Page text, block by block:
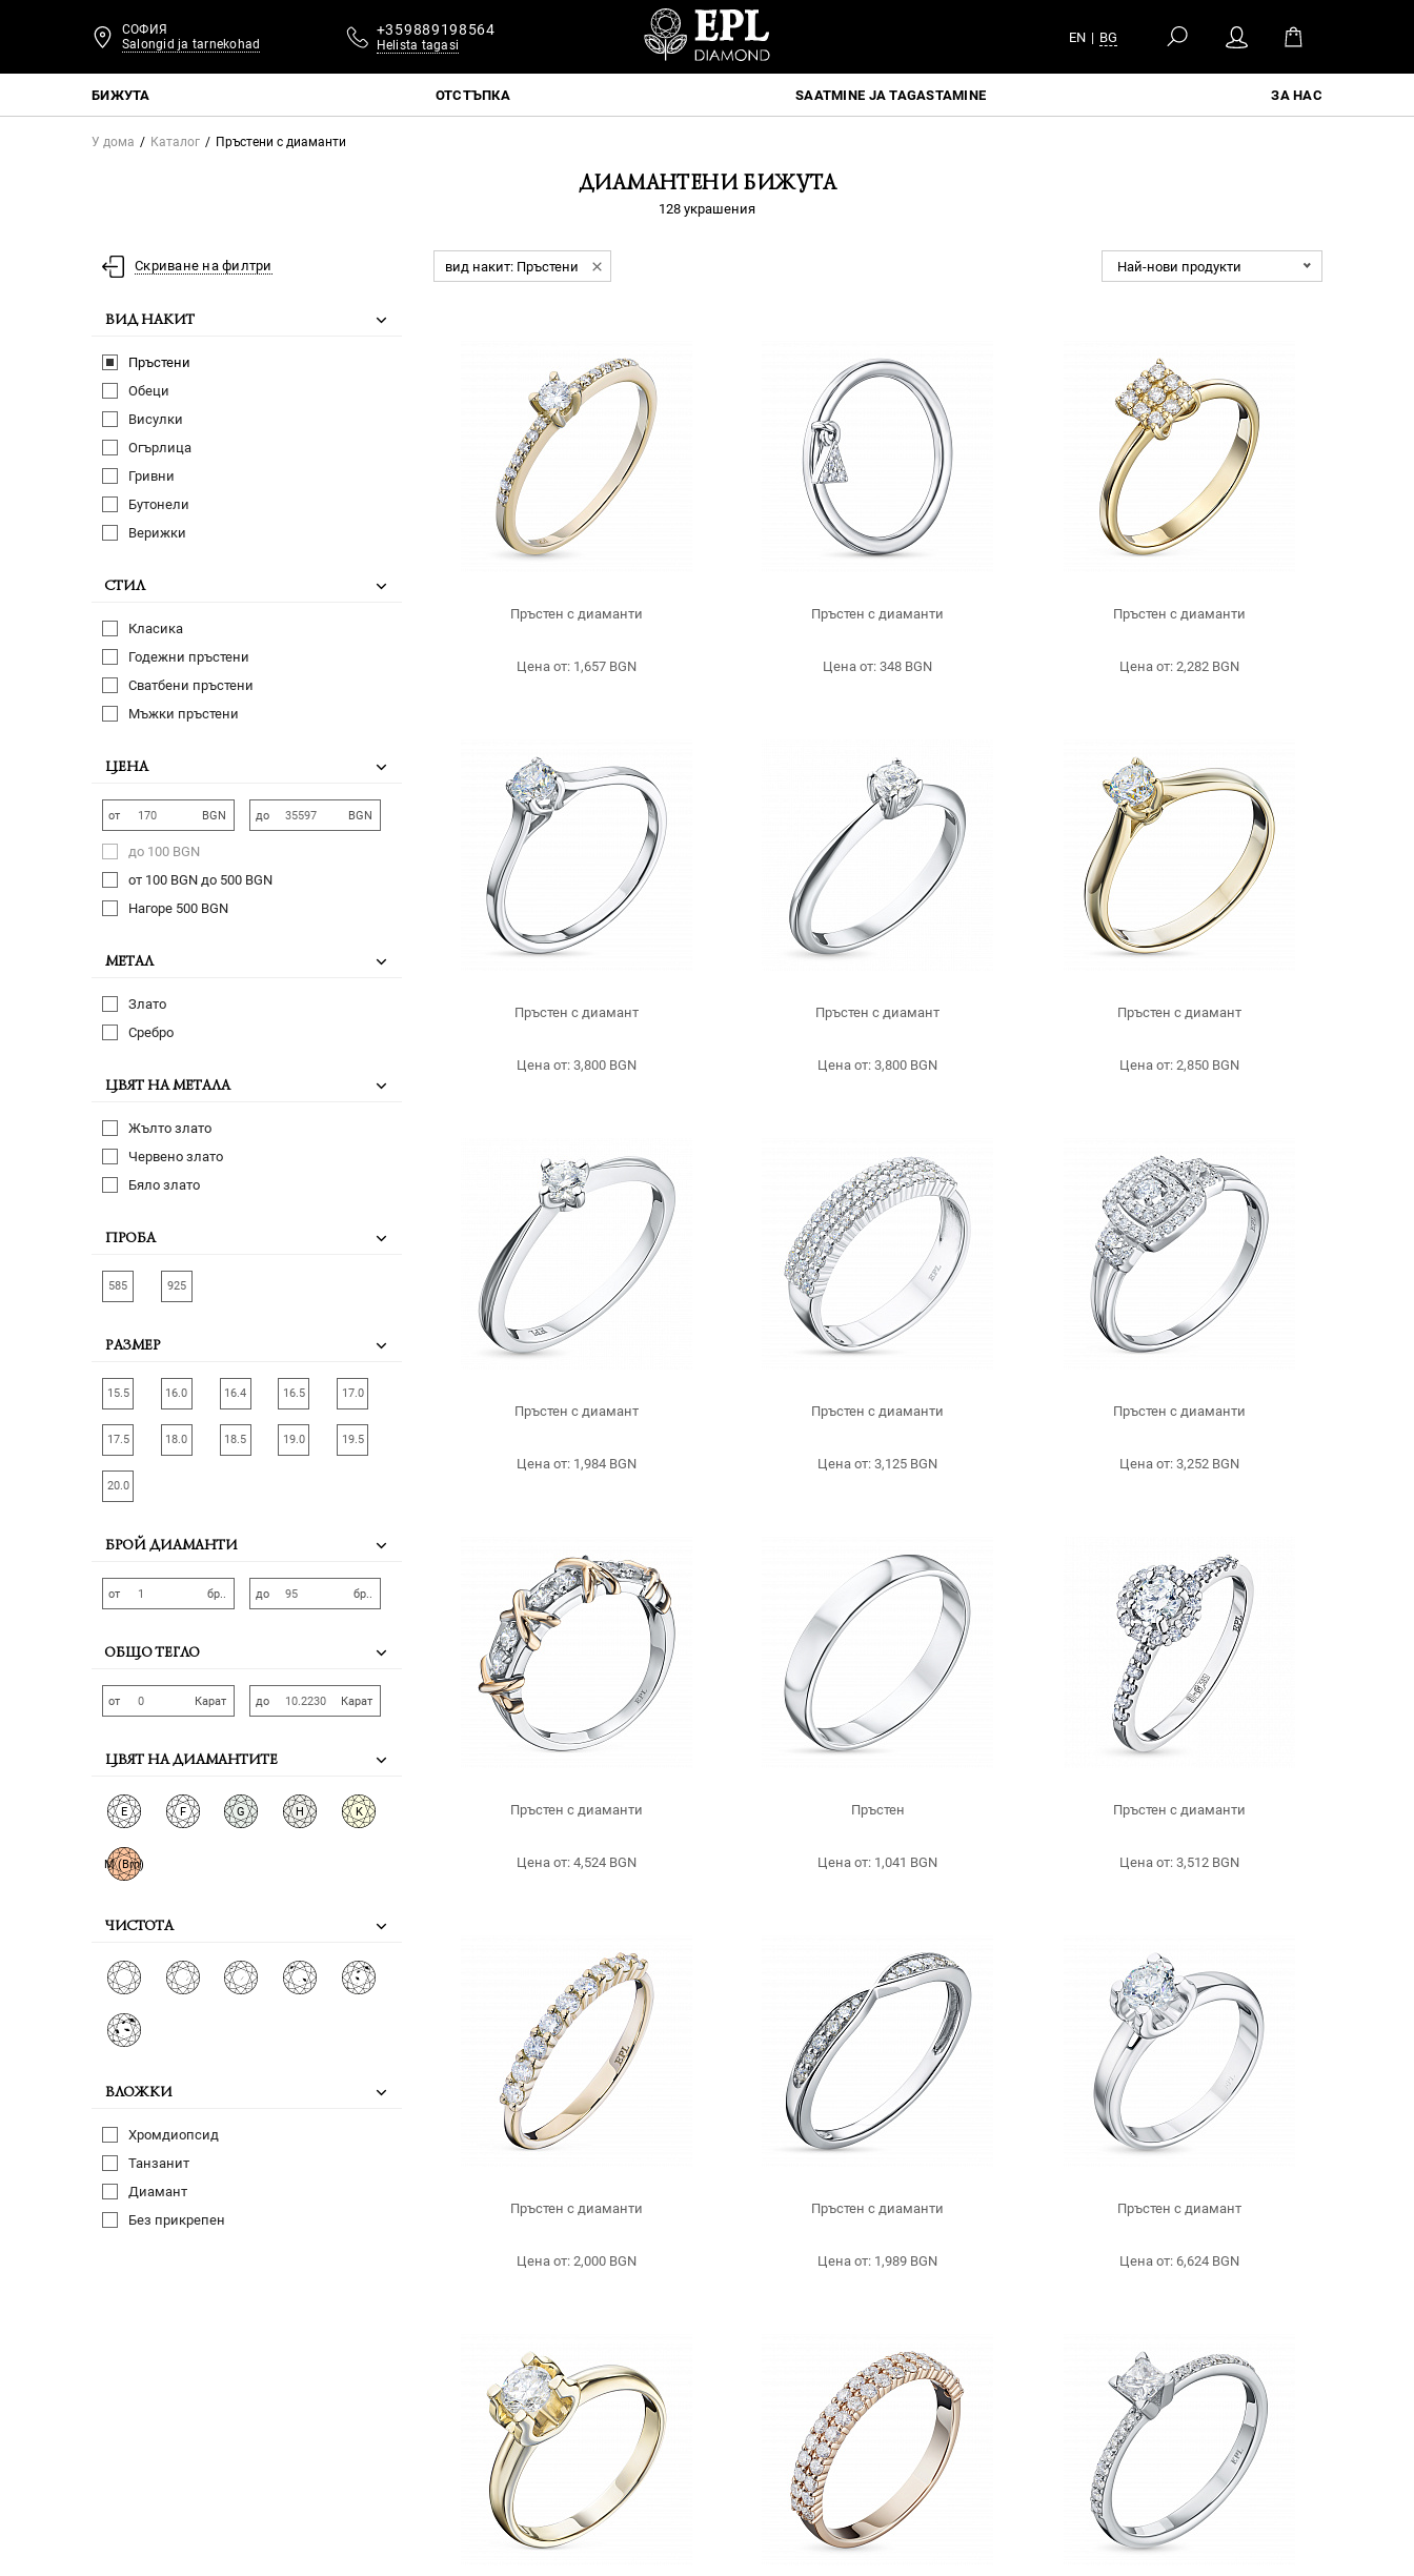
СОФИЯ
Salongid ja tarnekohad
+359889198564
Helista tagasi EN | BG
БИЖУТА ОТСТЪПКА SAATMINE JA TAGASTAMINE ЗА НАС
У дома Каталог Пръстени с диаманти
ДИАМАНТЕНИ БИЖУТА
128 украшения
Скриване на филтри
ВИД НАКИТ
Пръстени
Обеци
Висулки
Огърлица
Гривни
Бутонели
Верижки
СТИЛ
Класика
Годежни пръстени
Сватбени пръстени
Мъжки пръстени
ЦЕНА
от BGN до BGN
до 100 BGN
от 100 BGN до 500 BGN
Нагоре 500 BGN
МЕТАЛ
Злато
Сребро
ЦВЯТ НА МЕТАЛА
Жълто злато
Червено злато
Бяло злато
ПРОБА
585 925
РАЗМЕР
15.5 16.0 16.4 16.5 17.0
17.5 18.0 18.5 19.0 19.5
20.0
БРОЙ ДИАМАНТИ
от бр.. до бр..
ОБЩО ТЕГЛО
от Карат до Карат
ЦВЯТ НА ДИАМАНТИТЕ
E F G H K
M (Brn)
ЧИСТОТА
ВЛОЖКИ
Хромдиопсид
Танзанит
Диамант
Без прикрепен
вид накит: Пръстени Най-нови продукти
Пръстен с диаманти
Цена от: 1,657 BGN
Пръстен с диаманти
Цена от: 348 BGN
Пръстен с диаманти
Цена от: 2,282 BGN
Пръстен с диамант
Цена от: 3,800 BGN
Пръстен с диамант
Цена от: 3,800 BGN
Пръстен с диамант
Цена от: 2,850 BGN
Пръстен с диамант
Цена от: 1,984 BGN
Пръстен с диаманти
Цена от: 3,125 BGN
Пръстен с диаманти
Цена от: 3,252 BGN
Пръстен с диаманти
Цена от: 4,524 BGN
Пръстен
Цена от: 1,041 BGN
Пръстен с диаманти
Цена от: 3,512 BGN
Пръстен с диаманти
Цена от: 2,000 BGN
Пръстен с диаманти
Цена от: 1,989 BGN
Пръстен с диамант
Цена от: 6,624 BGN